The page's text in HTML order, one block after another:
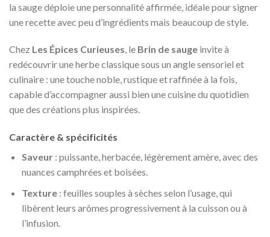
la sauge déploie une personnalité affirmée, idéale pour signer
une recette avec peu d’ingrédients mais beaucoup de style.
Chez Les Épices Curieuses, le Brin de sauge invite à
redécouvrir une herbe classique sous un angle sensoriel et
culinaire : une touche noble, rustique et raffinée à la fois,
capable d’accompagner aussi bien une cuisine du quotidien
que des créations plus inspirées.
Caractère & spécificités
Saveur: puissante, herbacée, légèrement amère, avec des
nuances camphrées et boisées.
Texture: feuilles souples à sèches selon l’usage, qui
libèrent leurs arômes progressivement à la cuisson ou à
l’infusion.